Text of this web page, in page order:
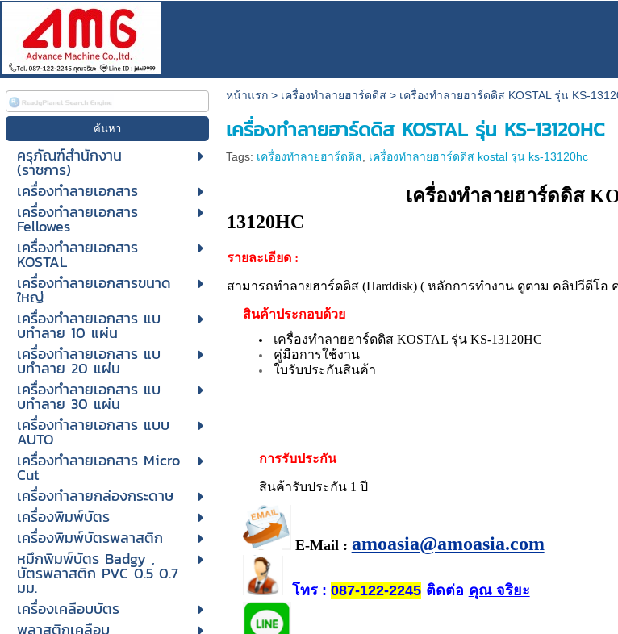
ครุภัณฑ์สำนักงาน
(ราชการ)
เครื่องทำลายเอกสาร
เครื่องทำลายเอกสาร
Fellowes
เครื่องทำลายเอกสาร
KOSTAL
เครื่องทำลายเอกสารขนาด
ใหญ่
เครื่องทําลายเอกสาร แบ
บทําลาย 10 แผ่น
เครื่องทําลายเอกสาร แบ
บทําลาย 20 แผ่น
เครื่องทําลายเอกสาร แบ
บทําลาย 30 แผ่น
เครื่องทำลายเอกสาร แบบ
AUTO
เครื่องทำลายเอกสาร Micro
Cut
เครื่องทำลายกล่องกระดาษ
เครื่องพิมพ์บัตร
เครื่องพิมพ์บัตรพลาสติก
หมึกพิมพ์บัตร Badgy ,
บัตรพลาสติก PVC 0.5 0.7
มม.
เครื่องเคลือบบัตร
พลาสติกเคลือบ
หน้าแรก> เครื่องทำลายฮาร์ดดิส > เครื่องทำลายฮาร์ดดิส KOSTAL รุ่น KS-
เครื่องทำลายฮาร์ดดิส KOSTAL รุ่น KS-13120HC
Tags: เครื่องทำลายฮาร์ดดิส เครื่องทำลายฮาร์ดดิส kostal รุ่น ks-13120hc
เครื่องทำลายฮาร์ดดิส
13120HC
รายละเอียด :
สามารถทำลายฮาร์ดดิส (Harddisk) ( หลักการทำงาน ดูตาม คลิปวีดีโอ
สินค้าประกอบด้วย
เครื่องทำลายฮาร์ดดิส KOSTAL รุ่น KS-13120HC
คู่มือการใช้งาน
ใบรับประกันสินค้า
การรับประกัน
สินค้ารับประกัน 1 ปี
E-Mail : amoasia@amoasia.com
โทร: 087-122-2245ติดต่อ คุณ จริยะ